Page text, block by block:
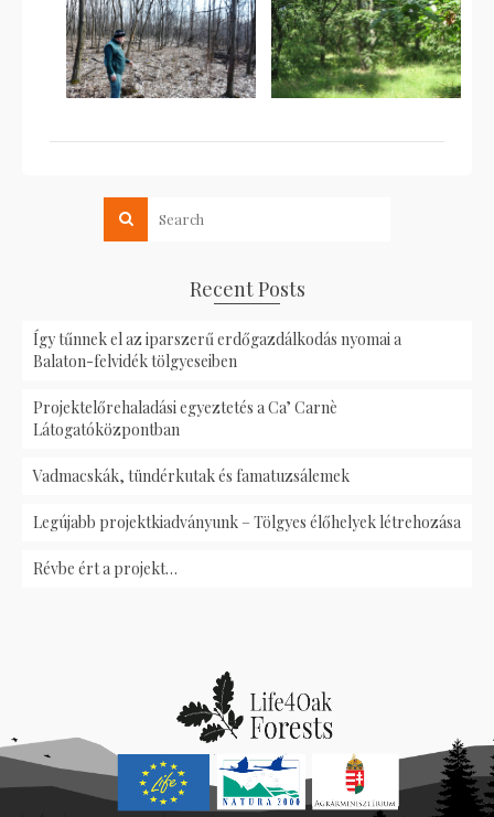
Recent Posts
Így tűnnek el az iparszerű erdőgazdálkodás nyomai a
Balaton-felvidék tölgyeseiben
Projektelőrehaladási egyeztetés a Ca’ Carnè
Látogatóközpontban
Vadmacskák, tündérkutak és famatuzsálemek
Legújabb projektkiadványunk – Tölgyes élőhelyek létrehozása
Révbe ért a projekt…